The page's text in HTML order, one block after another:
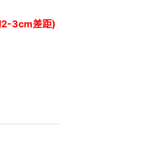
2-3cm差距)